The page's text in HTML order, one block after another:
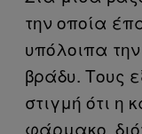
την οποία
υπόλοιπα
βράδυ. Τους
στιγμή ότι η
φάρμακο,